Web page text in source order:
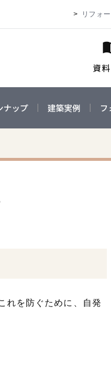
リフォ
ナップ 建築実例 フ
れを防ぐために、自発